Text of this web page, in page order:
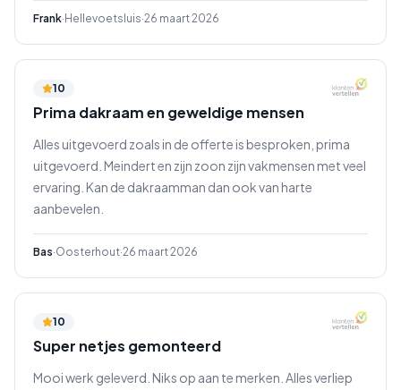
Frank· Hellevoetsluis·26 maart 2026
10
Prima dakraam en geweldige mensen
Alles uitgevoerd zoals in de offerte is besproken, prima
uitgevoerd. Meindert en zijn zoon zijn vakmensen met veel
ervaring. Kan de dakraamman dan ook van harte
aanbevelen.
Bas·Oosterhout·26 maart 2026
10
Super netjes gemonteerd
Mooi werk geleverd. Niks op aan te merken. Alles verliep